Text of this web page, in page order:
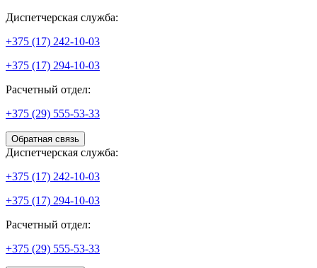
Диспетчерская служба:
+375 (17) 242-10-03
+375 (17) 294-10-03
Расчетный отдел:
+375 (29) 555-53-33
Обратная связь
Диспетчерская служба:
+375 (17) 242-10-03
+375 (17) 294-10-03
Расчетный отдел:
+375 (29) 555-53-33